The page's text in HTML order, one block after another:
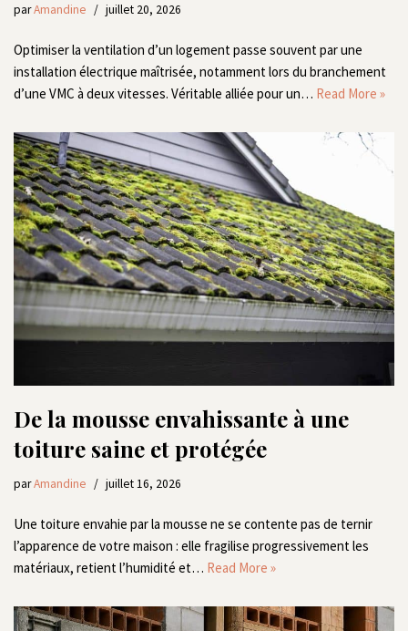
parAmandine juillet 20, 2026
Optimiser la ventilation d’un logement passe souvent par une
installation électrique maîtrisée, notamment lors du branchement
d’une VMC à deux vitesses. Véritable alliée pour un… Read More »
De la mousse envahissante à une
toiture saine et protégée
parAmandine juillet 16, 2026
Une toiture envahie par la mousse ne se contente pas de ternir
l’apparence de votre maison : elle fragilise progressivement les
matériaux, retient l’humidité et… Read More »